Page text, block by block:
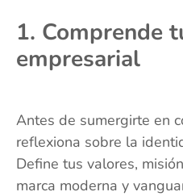
1. Comprende
empresarial
Antes de sumergirte en
reflexiona sobre la
Define tus valores,
marca moderna y